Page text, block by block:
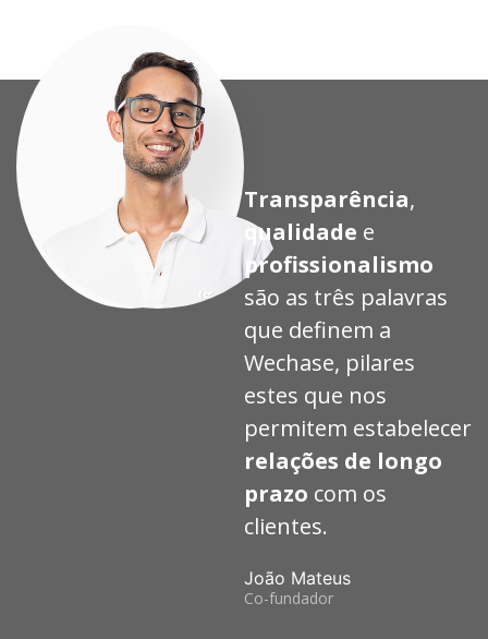
Transparência,
qualidade e
profissionalismo
são as três palavras
que definem a
Wechase, pilares
estes que nos
permitem estabelecer
relações de longo
prazo com os
clientes.
João Mateus
Co-fundador